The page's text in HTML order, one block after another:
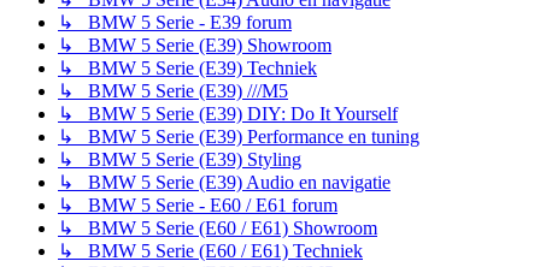
↳ BMW 5 Serie - E39 forum
↳ BMW 5 Serie (E39) Showroom
↳ BMW 5 Serie (E39) Techniek
↳ BMW 5 Serie (E39) ///M5
↳ BMW 5 Serie (E39) DIY: Do It Yourself
↳ BMW 5 Serie (E39) Performance en tuning
↳ BMW 5 Serie (E39) Styling
↳ BMW 5 Serie (E39) Audio en navigatie
↳ BMW 5 Serie - E60 / E61 forum
↳ BMW 5 Serie (E60 / E61) Showroom
↳ BMW 5 Serie (E60 / E61) Techniek